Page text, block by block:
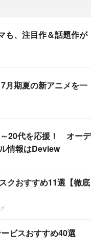
も、注目作＆話題作が
7月期夏の新アニメを一
20代を応援！ オーデ
情報はDeview
クおすすめ11選【徹底
ビスおすすめ40選